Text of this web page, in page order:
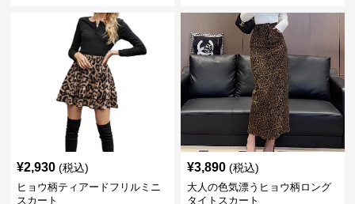
¥2,930 (税込)
ヒョウ柄ティアードフリルミニ
スカート
¥3,890 (税込)
大人の色気漂うヒョウ柄ロング
タイトスカート